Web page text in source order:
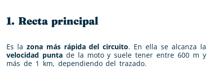
1. Recta principal
Es la zona más rápida del circuito. En ella se alcanza la
velocidad puntade la moto y suele tener entre 600 m y
más de 1 km, dependiendo del trazado.